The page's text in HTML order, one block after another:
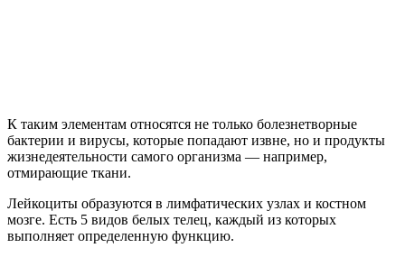
К таким элементам относятся не только болезнетворные
бактерии и вирусы, которые попадают извне, но и продукты
жизнедеятельности самого организма — например,
отмирающие ткани.
Лейкоциты образуются в лимфатических узлах и костном
мозге. Есть 5 видов белых телец, каждый из которых
выполняет определенную функцию.